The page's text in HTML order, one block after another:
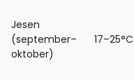
Jesen
(september–
oktober)
17–25°C